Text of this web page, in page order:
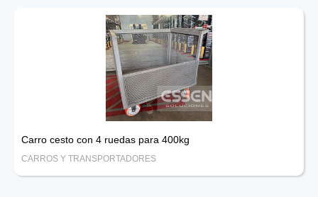
Carro cesto con 4 ruedas para 400kg
CARROS Y TRANSPORTADORES